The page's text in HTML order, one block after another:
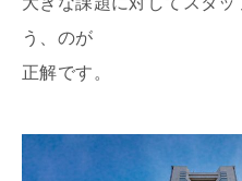
う、のが
正解です。